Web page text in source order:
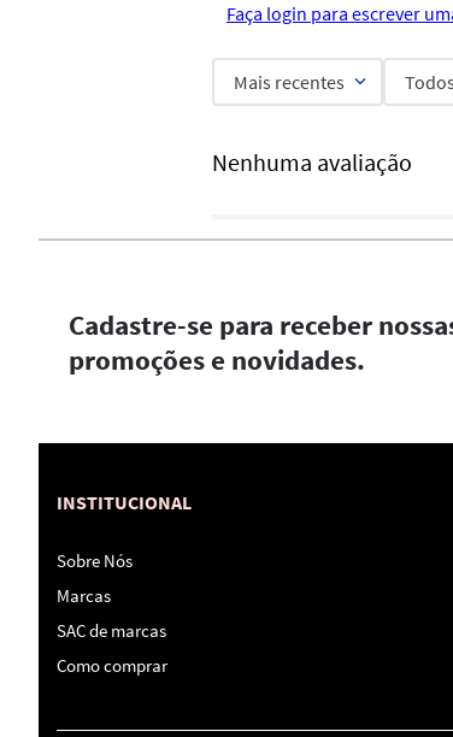
Faça login para escrever
Mais recentes Todos
Nenhuma avaliação
Cadastre-se para receber
promoções e novidades.
INSTITUCIONAL
Sobre Nós
Marcas
SAC de marcas
Como comprar